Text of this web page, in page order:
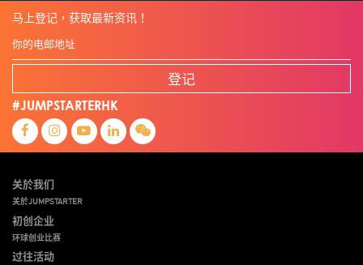
马上登记，获取最新资讯！
登记
#JUMPSTARTERHK
关於我们
关於JUMPSTARTER
初创企业
环球创业比赛
过往活动